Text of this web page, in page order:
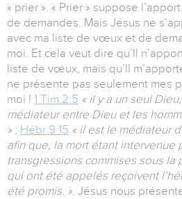
« prier ». « Prier » suppose
de demandes. Mais Jésus ne
avec ma liste de vœux et de
moi. Et cela veut dire qu’Il
liste de vœux, mais qu’Il
ne présente pas seulement mes
moi ! 1 Tim.2:5 « il y a un seul
médiateur entre Dieu et les
» ; Hébr.9:15 « il est le médiateur
afin que, la mort étant intervenue
transgressions commises sous la
qui ont été appelés reçoivent
été promis. ». Jésus nous